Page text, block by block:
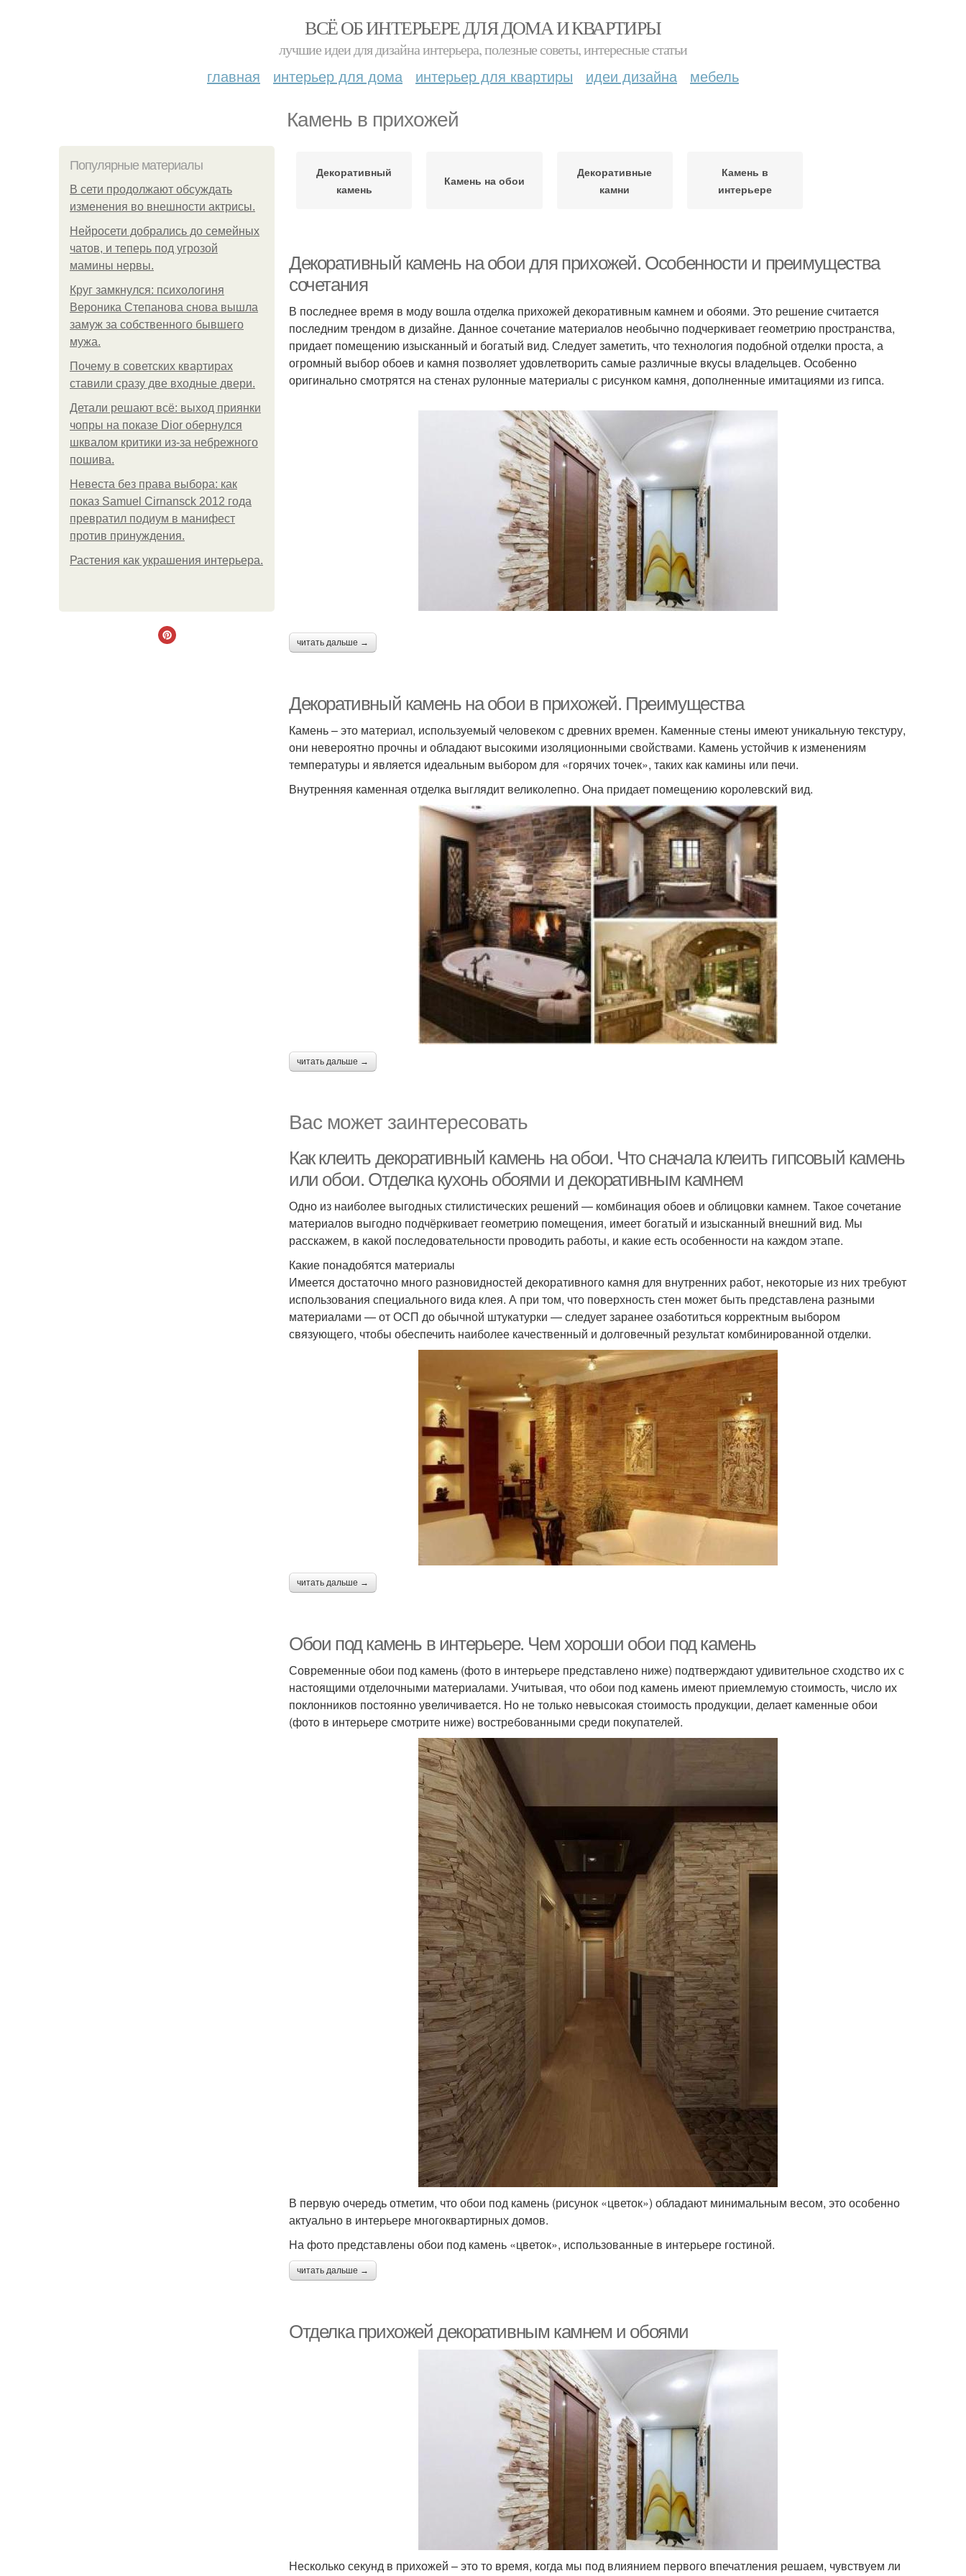
ВСЁ ОБ ИНТЕРЬЕРЕ ДЛЯ ДОМА И КВАРТИРЫ
лучшие идеи для дизайна интерьера, полезные советы, интересные статьи
главная интерьер для дома интерьер для квартиры идеи дизайна мебель
Камень в прихожей
Популярные материалы
В сети продолжают обсуждать
изменения во внешности актрисы.
Нейросети добрались до семейных
чатов, и теперь под угрозой
мамины нервы.
Круг замкнулся: психологиня
Вероника Степанова снова вышла
замуж за собственного бывшего
мужа.
Почему в советских квартирах
ставили сразу две входные двери.
Детали решают всё: выход приянки
чопры на показе Dior обернулся
шквалом критики из-за небрежного
пошива.
Невеста без права выбора: как
показ Samuel Cirnansck 2012 года
превратил подиум в манифест
против принуждения.
Растения как украшения интерьера.
Декоративный
камень
Камень на обои
Декоративные
камни
Камень в
интерьере
Декоративный камень на обои для прихожей. Особенности и преимущества
сочетания
В последнее время в моду вошла отделка прихожей декоративным камнем и обоями. Это решение считается
последним трендом в дизайне. Данное сочетание материалов необычно подчеркивает геометрию пространства,
придает помещению изысканный и богатый вид. Следует заметить, что технология подобной отделки проста, а
огромный выбор обоев и камня позволяет удовлетворить самые различные вкусы владельцев. Особенно
оригинально смотрятся на стенах рулонные материалы с рисунком камня, дополненные имитациями из гипса.
читать дальше →
Декоративный камень на обои в прихожей. Преимущества
Камень – это материал, используемый человеком с древних времен. Каменные стены имеют уникальную текстуру,
они невероятно прочны и обладают высокими изоляционными свойствами. Камень устойчив к изменениям
температуры и является идеальным выбором для «горячих точек», таких как камины или печи.
Внутренняя каменная отделка выглядит великолепно. Она придает помещению королевский вид.
читать дальше →
Вас может заинтересовать
Как клеить декоративный камень на обои. Что сначала клеить гипсовый камень
или обои. Отделка кухонь обоями и декоративным камнем
Одно из наиболее выгодных стилистических решений — комбинация обоев и облицовки камнем. Такое сочетание
материалов выгодно подчёркивает геометрию помещения, имеет богатый и изысканный внешний вид. Мы
расскажем, в какой последовательности проводить работы, и какие есть особенности на каждом этапе.
Какие понадобятся материалы
Имеется достаточно много разновидностей декоративного камня для внутренних работ, некоторые из них требуют
использования специального вида клея. А при том, что поверхность стен может быть представлена разными
материалами — от ОСП до обычной штукатурки — следует заранее озаботиться корректным выбором
связующего, чтобы обеспечить наиболее качественный и долговечный результат комбинированной отделки.
читать дальше →
Обои под камень в интерьере. Чем хороши обои под камень
Современные обои под камень (фото в интерьере представлено ниже) подтверждают удивительное сходство их с
настоящими отделочными материалами. Учитывая, что обои под камень имеют приемлемую стоимость, число их
поклонников постоянно увеличивается. Но не только невысокая стоимость продукции, делает каменные обои
(фото в интерьере смотрите ниже) востребованными среди покупателей.
В первую очередь отметим, что обои под камень (рисунок «цветок») обладают минимальным весом, это особенно
актуально в интерьере многоквартирных домов.
На фото представлены обои под камень «цветок», использованные в интерьере гостиной.
читать дальше →
Отделка прихожей декоративным камнем и обоями
Несколько секунд в прихожей – это то время, когда мы под влиянием первого впечатления решаем, чувствуем ли